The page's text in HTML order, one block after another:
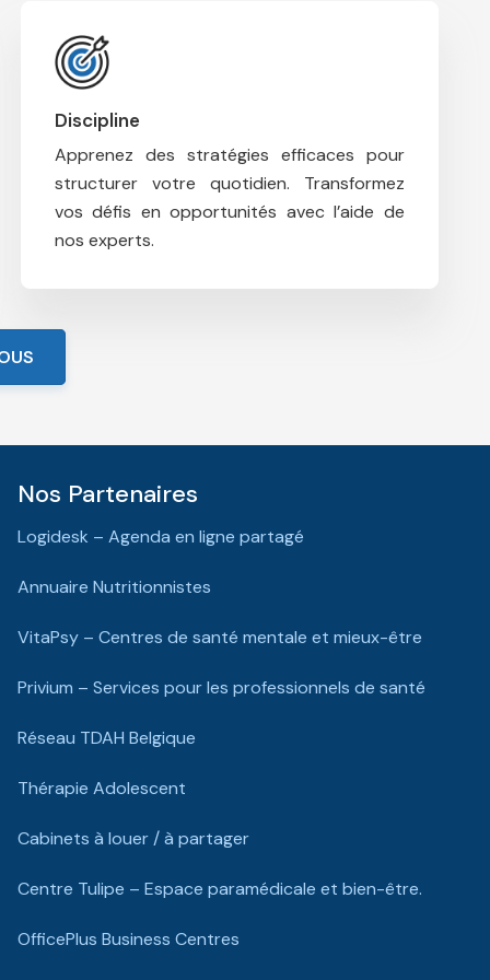
Discipline
Apprenez des stratégies efficaces pour
structurer votre quotidien. Transformez
vos défis en opportunités avec l’aide de
nos experts.
Nos Partenaires
Logidesk – Agenda en ligne partagé
Annuaire Nutritionnistes
VitaPsy – Centres de santé mentale et mieux-être
Privium – Services pour les professionnels de santé
Réseau TDAH Belgique
Thérapie Adolescent
Cabinets à louer / à partager
Centre Tulipe – Espace paramédicale et bien-être.
OfficePlus Business Centres